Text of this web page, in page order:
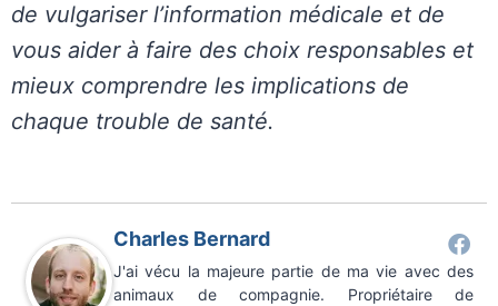
de vulgariser l’information médicale et de
vous aider à faire des choix responsables et
mieux comprendre les implications de
chaque trouble de santé.
Charles Bernard
J'ai vécu la majeure partie de ma vie avec des
animaux de compagnie. Propriétaire de